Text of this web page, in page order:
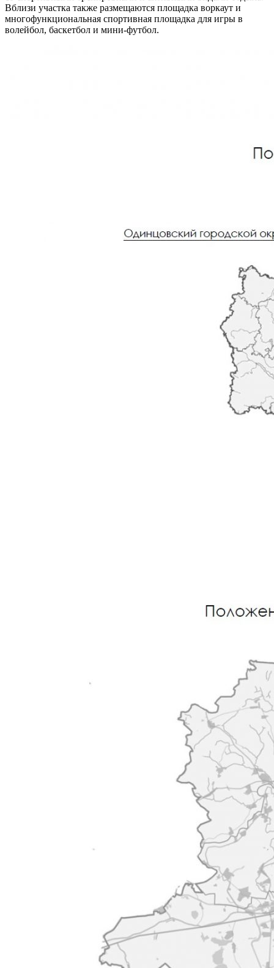
Вблизи участка также размещаются площадка воркаут и
многофункциональная спортивная площадка для игры в
волейбол, баскетбол и мини-футбол.